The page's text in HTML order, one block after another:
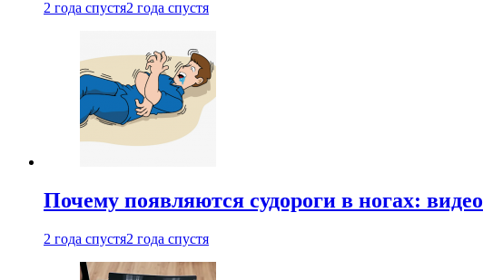
2 года спустя2 года спустя
Почему появляются судороги в ногах: видео
2 года спустя2 года спустя